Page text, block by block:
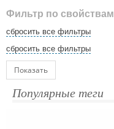
Фильтр по свойствам
сбросить все фильтры
сбросить все фильтры
Показать
Популярные теги